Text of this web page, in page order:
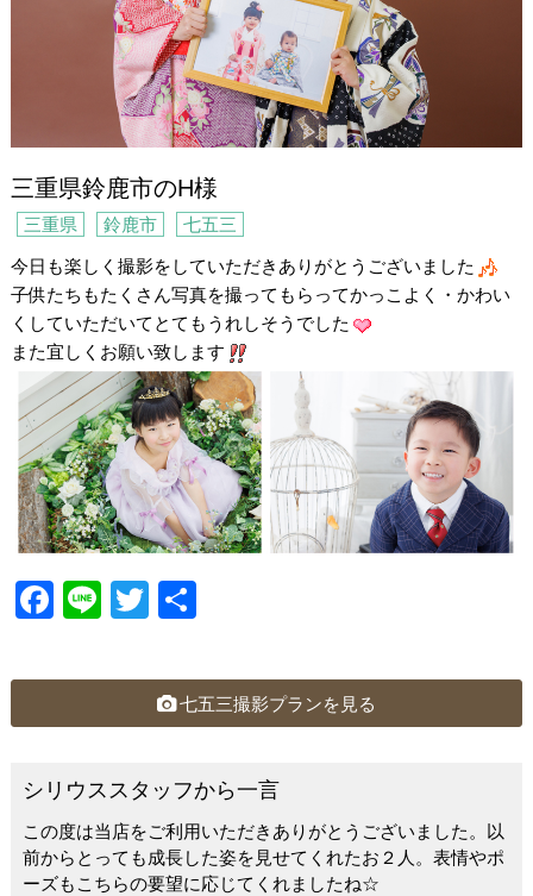
三重県鈴鹿市のH様
三重県 鈴鹿市 七五三
今日も楽しく撮影をしていただきありがとうございました
子供たちもたくさん写真を撮ってもらってかっこよく・かわい
くしていただいてとてもうれしそうでした
また宜しくお願い致します
F
c
o
o
k
Li
e
T
tt
er七五三撮影プランを見る
シリウススタッフから一言
この度は当店をご利用いただきありがとうございました。以
前からとっても成長した姿を見せてくれたお２人。表情やポ
ーズもこちらの要望に応じてくれましたね☆